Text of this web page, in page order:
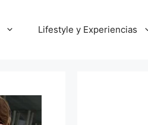
Lifestyle y Experiencias